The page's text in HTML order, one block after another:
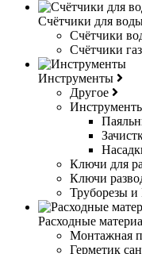
Счётчики для
Счётчики
Счётчики
Инструменты
Другое
Ключи для
Ключи
Труборезы и
Расходные
Монтажная
Герметик